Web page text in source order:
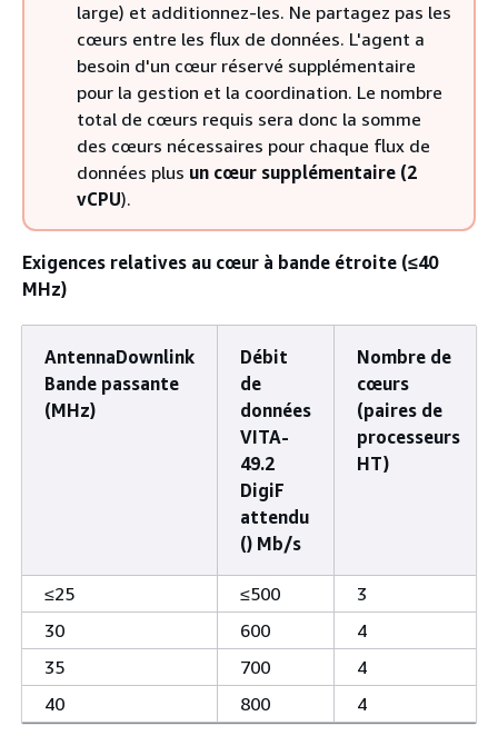
large) et additionnez-les. Ne partagez pas les
cœurs entre les flux de données. L'agent a
besoin d'un cœur réservé supplémentaire
pour la gestion et la coordination. Le nombre
total de cœurs requis sera donc la somme
des cœurs nécessaires pour chaque flux de
données plus un cœur supplémentaire (2
vCPU).
Exigences relatives au cœur à bande étroite (≤40
MHz)
AntennaDownlink
Bande passante
(MHz)
Débit
de
données
VITA-
49.2
DigiF
attendu
() Mb/s
Nombre de
cœurs
(paires de
processeurs
HT)
≤25 ≤500
3
30
600
4
35
700
4
40
800 4